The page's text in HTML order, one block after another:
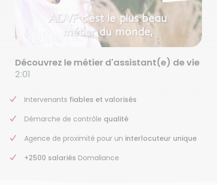
Découvrez le métier d'assistant(e) de vie
2:01
Intervenants fiables et valorisés
Démarche de contrôle qualité
Agence de proximité pour un interlocuteur unique
+2500 salariés Domaliance